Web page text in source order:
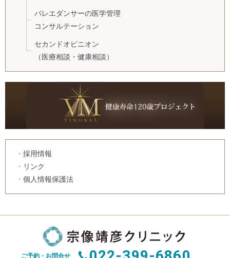
バレエダンサーの医学管理
コンサルテーション
セカンドオピニオン
（医療相談・健康相談）
採用情報
リンク
個人情報保護法
ご予約・お問合せ